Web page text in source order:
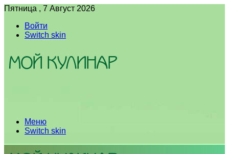
Пятница , 7 Август 2026
Войти
Switch skin
Меню
Switch skin